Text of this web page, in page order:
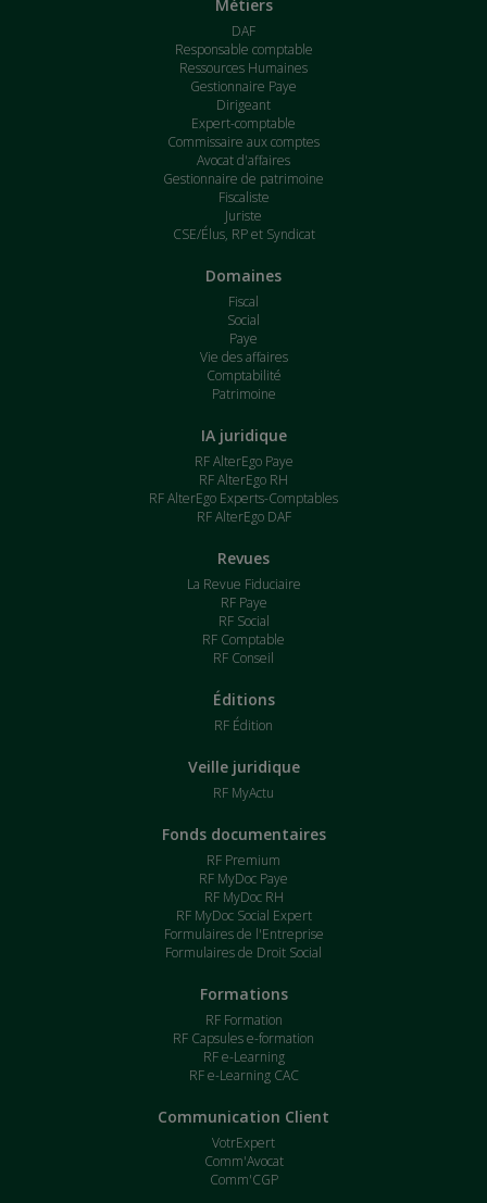
Métiers
DAF
Responsable comptable
Ressources Humaines
Gestionnaire Paye
Dirigeant
Expert-comptable
Commissaire aux comptes
Avocat d'affaires
Gestionnaire de patrimoine
Fiscaliste
Juriste
CSE/Élus, RP et Syndicat
Domaines
Fiscal
Social
Paye
Vie des affaires
Comptabilité
Patrimoine
IA juridique
RF AlterEgo Paye
RF AlterEgo RH
RF AlterEgo Experts-Comptables
RF AlterEgo DAF
Revues
La Revue Fiduciaire
RF Paye
RF Social
RF Comptable
RF Conseil
Éditions
RF Édition
Veille juridique
RF MyActu
Fonds documentaires
RF Premium
RF MyDoc Paye
RF MyDoc RH
RF MyDoc Social Expert
Formulaires de l'Entreprise
Formulaires de Droit Social
Formations
RF Formation
RF Capsules e-formation
RF e-Learning
RF e-Learning CAC
Communication Client
VotrExpert
Comm'Avocat
Comm'CGP